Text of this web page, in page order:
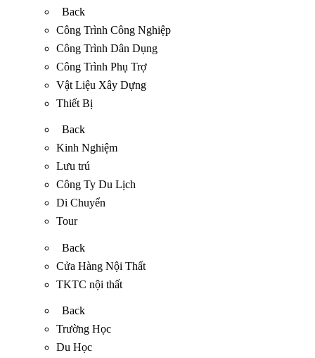
Back
Công Trình Công Nghiệp
Công Trình Dân Dụng
Công Trình Phụ Trợ
Vật Liệu Xây Dựng
Thiết Bị
Back
Kinh Nghiệm
Lưu trú
Công Ty Du Lịch
Di Chuyển
Tour
Back
Cửa Hàng Nội Thất
TKTC nội thất
Back
Trường Học
Du Học